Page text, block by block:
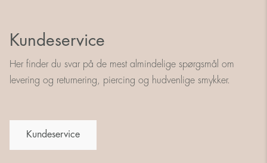
Kundeservice
Her finder du svar på de mest almindelige spørgsmål om
levering og returnering, piercing og hudvenlige smykker.
Kundeservice